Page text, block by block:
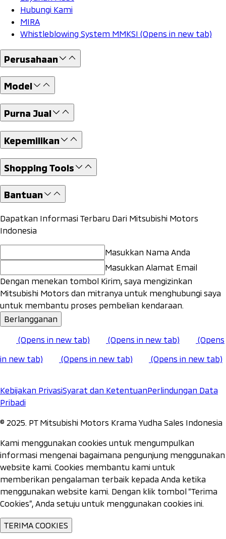
Hubungi Kami
MIRA
Whistleblowing System MMKSI (Opens in new tab)
Perusahaan
Model
Purna Jual
Kepemilikan
Shopping Tools
Bantuan
Dapatkan Informasi Terbaru Dari Mitsubishi Motors
Indonesia
Masukkan Nama Anda
Masukkan Alamat Email
Dengan menekan tombol Kirim, saya mengizinkan
Mitsubishi Motors dan mitranya untuk menghubungi saya
untuk membantu proses pembelian kendaraan.
Berlangganan
(Opens in new tab) (Opens in new tab)
(Opens
in new tab)
(Opens in new tab) (Opens in new tab)
Kebijakan PrivasiSyarat dan KetentuanPerlindungan Data
Pribadi
©️ 2025. PT Mitsubishi Motors Krama Yudha Sales Indonesia
Kami menggunakan cookies untuk mengumpulkan
informasi mengenai bagaimana pengunjung menggunakan
website kami. Cookies membantu kami untuk
memberikan pengalaman terbaik kepada Anda ketika
menggunakan website kami. Dengan klik tombol “Terima
Cookies”, Anda setuju untuk menggunakan cookies ini.
TERIMA COOKIES